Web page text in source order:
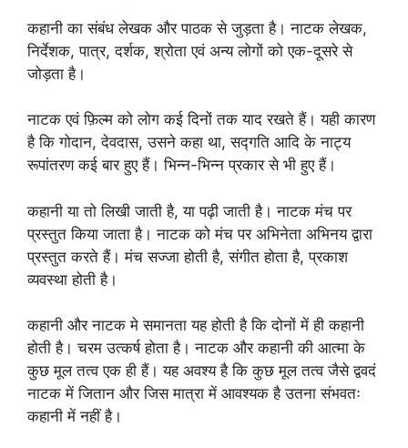
कहानी का संबंध लेखक और पाठक से जुड़ता है। नाटक लेखक,
निर्देशक, पात्र, दर्शक, श्रोता एवं अन्य लोगों को एक-दूसरे से
जोड़ता है।
नाटक एवं फ़िल्म को लोग कई दिनों तक याद रखते हैं। यही कारण
है कि गोदान, देवदास, उसने कहा था, सद्गति आदि के नाट्य
रूपांतरण कई बार हुए हैं। भिन्न-भिन्न प्रकार से भी हुए हैं।
कहानी या तो लिखी जाती है, या पढ़ी जाती है। नाटक मंच पर
प्रस्तुत किया जाता है। नाटक को मंच पर अभिनेता अभिनय द्वारा
प्रस्तुत करते हैं। मंच सज्जा होती है, संगीत होता है, प्रकाश
व्यवस्था होती है।
कहानी और नाटक मे समानता यह होती है कि दोनों में ही कहानी
होती है। चरम उत्कर्ष होता है। नाटक और कहानी की आत्मा के
कुछ मूल तत्व एक ही हैं। यह अवश्य है कि कुछ मूल तत्व जैसे द्ववदं
नाटक में जितान और जिस मात्रा में आवश्यक है उतना संभवतः
कहानी में नहीं है।